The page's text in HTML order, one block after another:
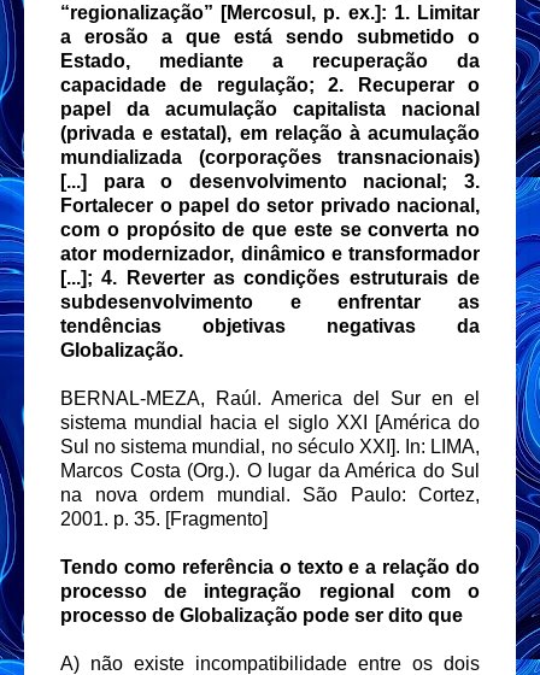
“regionalização” [Mercosul, p. ex.]: 1. Limitar
a erosão a que está sendo submetido o
Estado, mediante a recuperação da
capacidade de regulação; 2. Recuperar o
papel da acumulação capitalista nacional
(privada e estatal), em relação à acumulação
mundializada (corporações transnacionais)
[...] para o desenvolvimento nacional; 3.
Fortalecer o papel do setor privado nacional,
com o propósito de que este se converta no
ator modernizador, dinâmico e transformador
[...]; 4. Reverter as condições estruturais de
subdesenvolvimento e enfrentar as
tendências objetivas negativas da
Globalização.
BERNAL-MEZA, Raúl. America del Sur en el
sistema mundial hacia el siglo XXI [América do
Sul no sistema mundial, no século XXI]. In: LIMA,
Marcos Costa (Org.). O lugar da América do Sul
na nova ordem mundial. São Paulo: Cortez,
2001. p. 35. [Fragmento]
Tendo como referência o texto e a relação do
processo de integração regional com o
processo de Globalização pode ser dito que
A) não existe incompatibilidade entre os dois